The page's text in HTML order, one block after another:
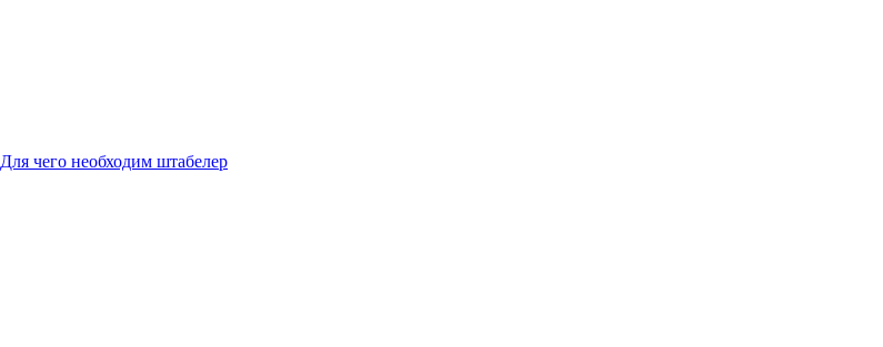
Для чего необходим штабелер